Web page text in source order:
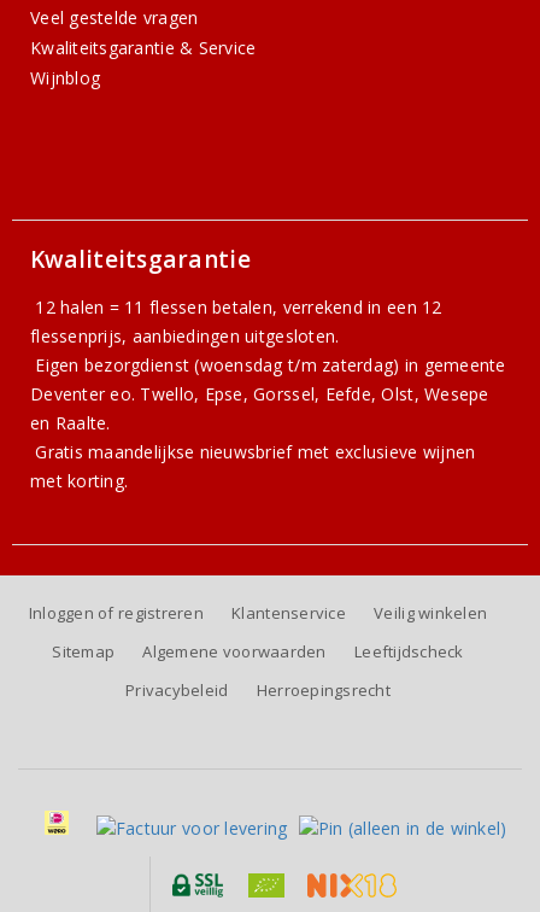
Veel gestelde vragen
Kwaliteitsgarantie & Service
Wijnblog
Kwaliteitsgarantie
12 halen = 11 flessen betalen, verrekend in een 12
flessenprijs, aanbiedingen uitgesloten.
Eigen bezorgdienst (woensdag t/m zaterdag) in gemeente
Deventer eo. Twello, Epse, Gorssel, Eefde, Olst, Wesepe
en Raalte.
Gratismaandelijkse nieuwsbriefmet exclusieve wijnen
met korting.
Inloggen of registreren Klantenservice
Veilig winkelen
Sitemap
Algemene voorwaarden
Leeftijdscheck
Privacybeleid
Herroepingsrecht